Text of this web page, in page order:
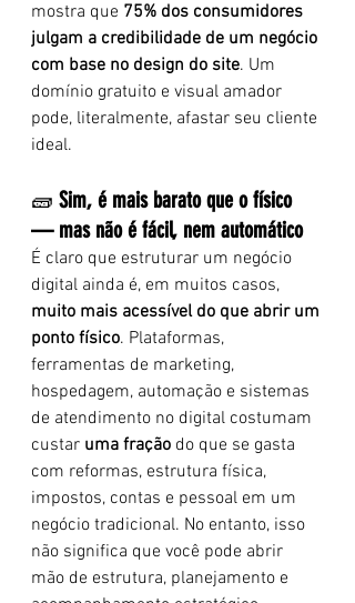
mostra que 75% dos consumidores
julgam a credibilidade de um negócio
com base no design do site. Um
domínio gratuito e visual amador
pode, literalmente, afastar seu cliente
ideal.
🧱 Sim, é mais barato que o físico
— mas não é fácil, nem automático
É claro que estruturar um negócio
digital ainda é, em muitos casos,
muito mais acessível do que abrir um
ponto físico. Plataformas,
ferramentas de marketing,
hospedagem, automação e sistemas
de atendimento no digital costumam
custar uma fração do que se gasta
com reformas, estrutura física,
impostos, contas e pessoal em um
negócio tradicional. No entanto, isso
não significa que você pode abrir
mão de estrutura, planejamento e